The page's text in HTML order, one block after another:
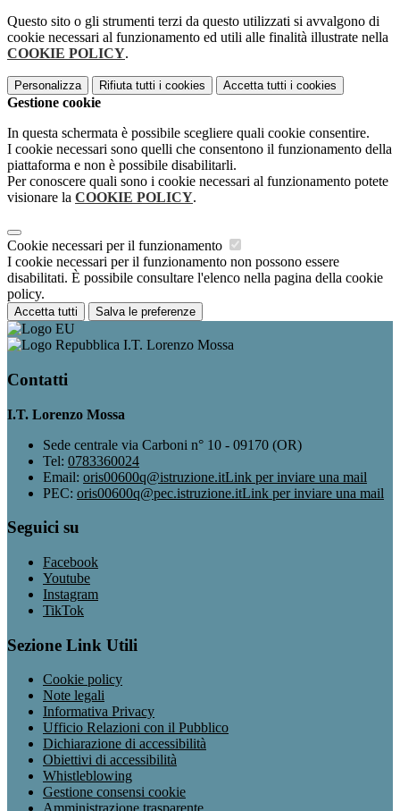
Questo sito o gli strumenti terzi da questo utilizzati si avvalgono di
cookie necessari al funzionamento ed utili alle finalità illustrate nella
COOKIE POLICY.
Personalizza Rifiuta tutti i cookies Accetta tutti i cookies
Gestione cookie
In questa schermata è possibile scegliere quali cookie consentire.
I cookie necessari sono quelli che consentono il funzionamento della
piattaforma e non è possibile disabilitarli.
Per conoscere quali sono i cookie necessari al funzionamento potete
visionare la COOKIE POLICY.
Cookie necessari per il funzionamento
I cookie necessari per il funzionamento non possono essere
disabilitati. È possibile consultare l'elenco nella pagina della cookie
policy.
Accetta tutti Salva le preferenze
I.T. Lorenzo Mossa
Contatti
I.T. Lorenzo Mossa
Sede centrale via Carboni n° 10 - 09170 (OR)
Tel: 0783360024
Email: oris00600q@istruzione.itLink per inviare una mail
PEC: oris00600q@pec.istruzione.itLink per inviare una mail
Seguici su
Facebook
Youtube
Instagram
TikTok
Sezione Link Utili
Cookie policy
Note legali
Informativa Privacy
Ufficio Relazioni con il Pubblico
Dichiarazione di accessibilità
Obiettivi di accessibilità
Whistleblowing
Gestione consensi cookie